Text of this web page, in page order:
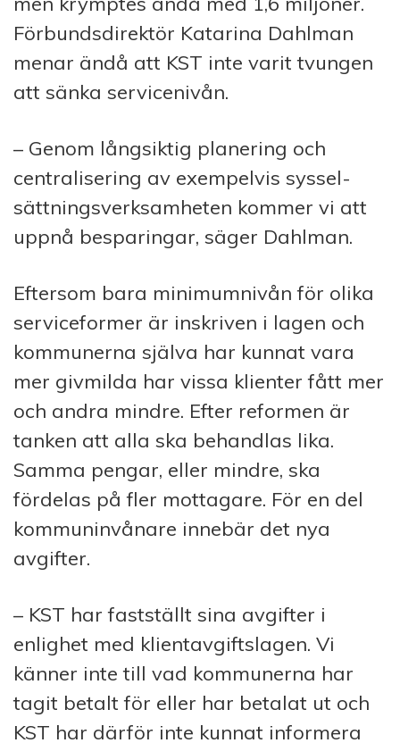
För­bunds­direktör Katarina Dahlman
menar ändå att KST inte varit tvun­gen
att sänka service­nivån.
– Genom långsiktig planering och
centr­al­is­er­ing av exempelvis syssel­
sättnings­verk­sam­heten kom­mer vi att
uppnå be­sparing­ar, säger Dahlman.
Eftersom bara minimumnivån för olika
service­former är inskriven i lagen och
kom­mun­erna själva har kunnat vara
mer givmilda har vissa klienter fått mer
och andra mindre. Efter reformen är
tanken att alla ska behandlas lika.
Samma pengar, eller mindre, ska
fördelas på fler mottagare. För en del
kommuninvånare innebär det nya
avgifter.
– KST har fastställt sina avgifter i
enlighet med klientavgiftslagen. Vi
känner inte till vad kom­mun­er­na har
tagit betalt för eller har betalat ut och
KST har därför inte kunnat informe­ra